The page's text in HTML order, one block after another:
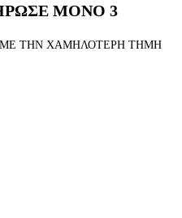
ΜΟΝΟ 3
ΜΕ ΤΗΝ ΧΑΜΗΛΟΤΕΡΗ ΤΗΜΗ